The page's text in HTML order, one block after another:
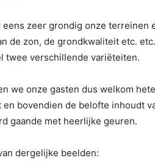
eens zeer grondig onze
de zon, de grondkwaliteit etc.
twee verschillende variëteiten.
we onze gasten dus welkom
bovendien de belofte inhoudt
gaande met heerlijke geuren.
dergelijke beelden: